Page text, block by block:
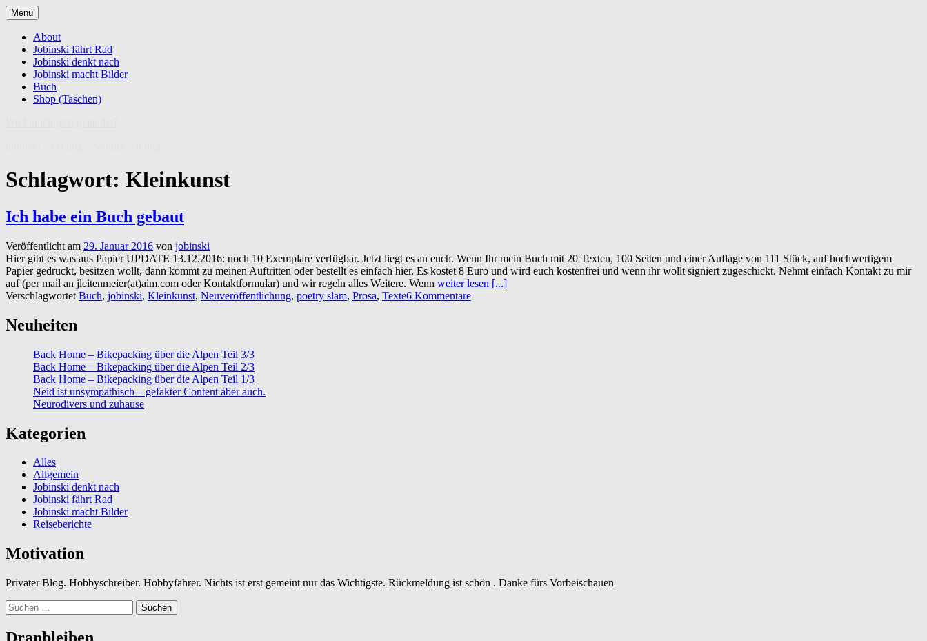
Zum
Inhalt
springen
Menü
About
Jobinski fährt Rad
Jobinski denkt nach
Jobinski macht Bilder
Buch
Shop (Taschen)
Schlagwort: Kleinkunst
Ich habe ein Buch gebaut
Veröffentlicht am 29. Januar 2016 von jobinski
Hier gibt es was aus Papier UPDATE 13.12.2016: noch 10 Exemplare verfügbar. Jetzt liegt es an euch. Wenn Ihr mein Buch mit 20 Texten, 100 Seiten und einer Auflage von 111 Stück, auf hochwertigem
Papier gedruckt, besitzen wollt, dann kommt zu meinen Auftritten oder bestellt es einfach hier. Es kostet 8 Euro und wird euch kostenfrei und wenn ihr wollt signiert zugeschickt. Nehmt einfach Kontakt zu mir
auf (per mail an jleitenmeier(at)aim.com oder Kontaktformular) und wir regeln alles Weitere. Wenn weiter lesen [...]
Verschlagwortet Buch, jobinski, Kleinkunst, Neuveröffentlichung, poetry slam, Prosa, Texte6 Kommentare
Neuheiten
Back Home – Bikepacking über die Alpen Teil 3/3
Back Home – Bikepacking über die Alpen Teil 2/3
Back Home – Bikepacking über die Alpen Teil 1/3
Neid ist unsympathisch – gefakter Content aber auch.
Neurodivers und zuhause
Kategorien
Alles
Allgemein
Jobinski denkt nach
Jobinski fährt Rad
Jobinski macht Bilder
Reiseberichte
Motivation
Privater Blog. Hobbyschreiber. Hobbyfahrer. Nichts ist erst gemeint nur das Wichtigste. Rückmeldung ist schön . Danke fürs Vorbeischauen
Suchen
nach: